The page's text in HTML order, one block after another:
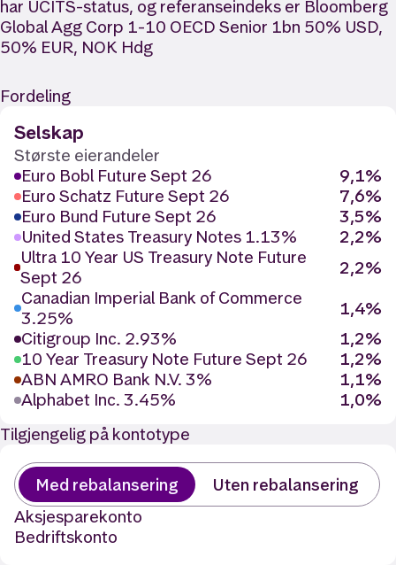
har UCITS-status, og referanseindeks er Bloomberg
Global Agg Corp 1-10 OECD Senior 1bn 50% USD,
50% EUR, NOK Hdg
Fordeling
Selskap
Største eierandeler
Euro Bobl Future Sept 26
9,1%
Euro Schatz Future Sept 26
7,6%
Euro Bund Future Sept 26
3,5%
United States Treasury Notes 1.13%
2,2%
Ultra 10 Year US Treasury Note Future
Sept 26
2,2%
Canadian Imperial Bank of Commerce
3.25%
1,4%
Citigroup Inc. 2.93%
1,2%
10 Year Treasury Note Future Sept 26
1,2%
ABN AMRO Bank N.V. 3%
1,1%
Alphabet Inc. 3.45%
1,0%
Tilgjengelig på kontotype
Med rebalansering
Uten rebalansering
Aksjesparekonto
Bedriftskonto